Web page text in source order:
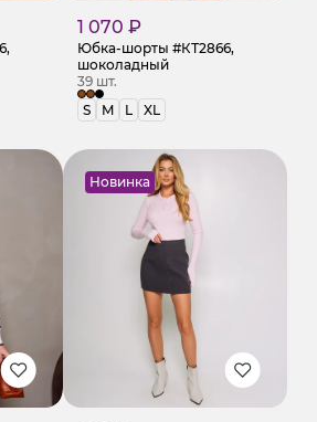
1 070 ₽
Юбка-шорты #КТ2866,
шоколадный
39 шт.
S
M L XL
Новинка